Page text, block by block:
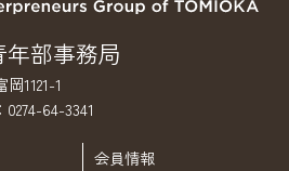
部事務局
1121-1
64-3341
会員情報